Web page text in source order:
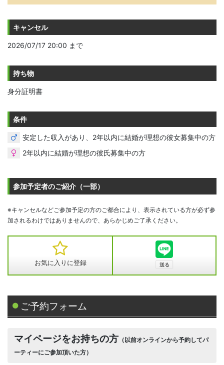
キャンセル
2026/07/17 20:00 まで
持ち物
身分証明書
条件
安定した収入があり、2年以内に結婚が理想の彼女募集中の方
2年以内に結婚が理想の彼氏募集中の方
参加予定者のご紹介（一部）
※キャンセルなどご参加予定の方のご都合により、表示されている方が必ず参
加されるわけではありませんので、あらかじめご了承ください。
お気に入りに登録
ご予約フォーム
マイページをお持ちの方 （以前オンラインから予約してパ
ーティーにご参加頂いた方）